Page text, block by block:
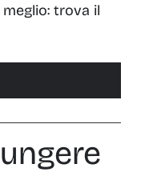
trova il